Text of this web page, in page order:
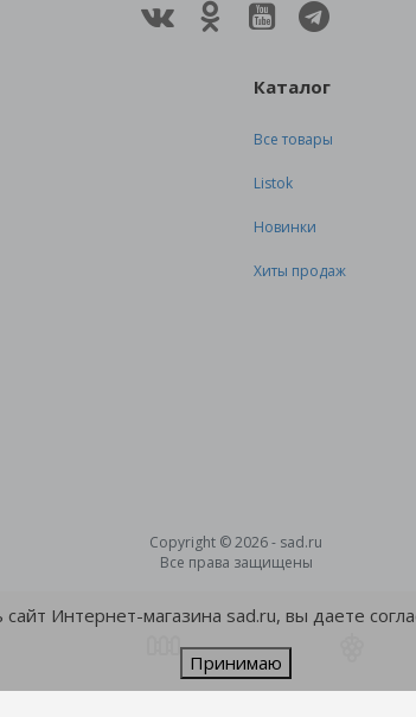
Каталог
Все товары
Listok
Новинки
Хиты продаж
Copyright © 2026 - sad.ru
Все права защищены
Интернет-магазина sad.ru, вы даете
Принимаю